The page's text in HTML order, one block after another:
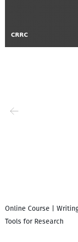
Online Course |
Tools for Research